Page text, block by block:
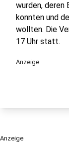
wurden,
konnten und
wollten. Die
17 Uhr statt.
Anzeige
Anzeige